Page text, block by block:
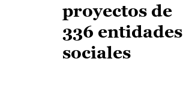
proyectos de
336 entidades
sociales